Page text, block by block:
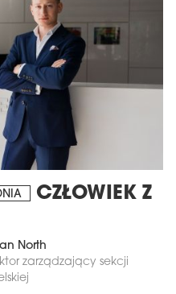
CZŁOWIEK Z
North
zarządzający sekcji